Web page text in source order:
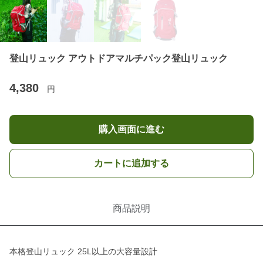
登山リュック アウトドアマルチパック登山リュック
4,380 円
購入画面に進む
カートに追加する
商品説明
本格登山リュック 25L以上の大容量設計